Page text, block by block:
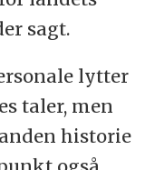
sagt.
lytter
taler, men
historie